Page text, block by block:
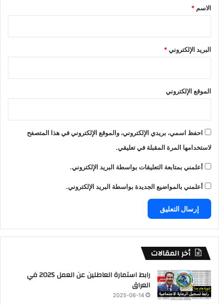
*
الاسم *
البريد الإلكتروني*
الموقع الإلكتروني
احفظ اسمي، بريدي الإلكتروني، والموقع الإلكتروني في هذا المتصفح
لاستخدامها المرة المقبلة في تعليقي.
أعلمني بمتابعة التعليقات بواسطة البريد الإلكتروني.
أعلمني بالمواضيع الجديدة بواسطة البريد الإلكتروني.
أخر المقالات
رابط استمارة العاطلين عن العمل 2025 في
العراق
2025-06-14